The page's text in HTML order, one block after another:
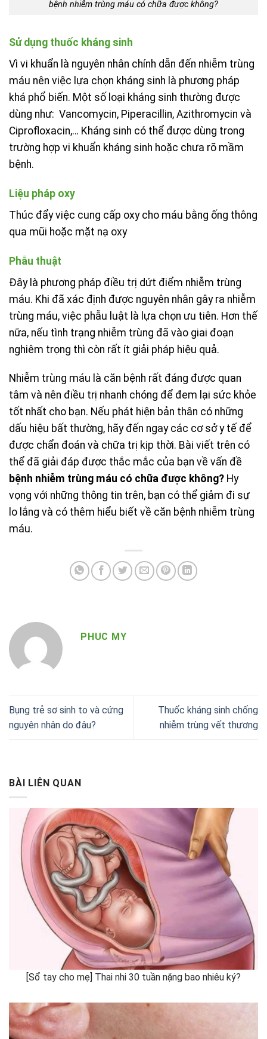
bệnh nhiễm trùng máu có chữa được không?
Sử dụng thuốc kháng sinh
Vì vi khuẩn là nguyên nhân chính dẫn đến nhiễm trùng
máu nên việc lựa chọn kháng sinh là phương pháp
khá phổ biến. Một số loại kháng sinh thường được
dùng như: Vancomycin, Piperacillin, Azithromycin và
Ciprofloxacin,… Kháng sinh có thể được dùng trong
trường hợp vi khuẩn kháng sinh hoặc chưa rõ mầm
bệnh.
Liệu pháp oxy
Thúc đẩy việc cung cấp oxy cho máu bằng ống thông
qua mũi hoặc mặt nạ oxy
Phẫu thuật
Đây là phương pháp điều trị dứt điểm nhiễm trùng
máu. Khi đã xác định được nguyên nhân gây ra nhiễm
trùng máu, việc phẫu luật là lựa chọn ưu tiên. Hơn thế
nữa, nếu tình trạng nhiễm trùng đã vào giai đoạn
nghiêm trọng thì còn rất ít giải pháp hiệu quả.
Nhiễm trùng máu là căn bệnh rất đáng được quan
tâm và nên điều trị nhanh chóng để đem lại sức khỏe
tốt nhất cho bạn. Nếu phát hiện bản thân có những
dấu hiệu bất thường, hãy đến ngay các cơ sở y tế để
được chẩn đoán và chữa trị kịp thời. Bài viết trên có
thể đã giải đáp được thắc mắc của bạn về vấn đề
bệnh nhiễm trùng máu có chữa được không? Hy
vọng với những thông tin trên, bạn có thể giảm đi sự
lo lắng và có thêm hiểu biết về căn bệnh nhiễm trùng
máu.
PHUC MY
Bụng trẻ sơ sinh to và cứng
nguyên nhân do đâu?
Thuốc kháng sinh chống
nhiễm trùng vết thương
BÀI LIÊN QUAN
[Sổ tay cho mẹ] Thai nhi 30 tuần nặng bao nhiêu ký?